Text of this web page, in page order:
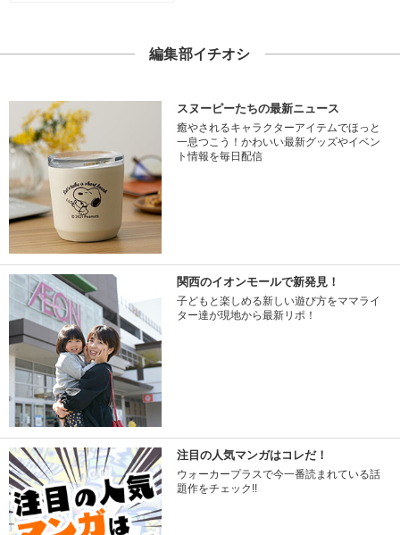
編集部イチオシ
スヌーピーたちの最新ニュース
癒やされるキャラクターアイテムでほっと
一息つこう！かわいい最新グッズやイベン
ト情報を毎日配信
関西のイオンモールで新発見！
子どもと楽しめる新しい遊び方をママライ
ター達が現地から最新リポ！
注目の人気マンガはコレだ！
ウォーカープラスで今一番読まれている話
題作をチェック!!